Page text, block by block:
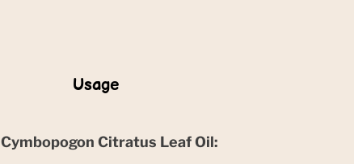
Usage
Cymbopogon Citratus Leaf Oil: